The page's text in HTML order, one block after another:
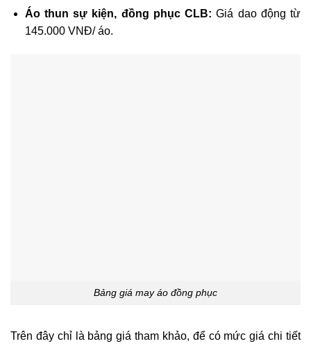
Áo thun sự kiện, đồng phục CLB: Giá dao động từ
145.000 VNĐ/ áo.
Bảng giá may áo đồng phục
Trên đây chỉ là bảng giá tham khảo, để có mức giá chi tiết